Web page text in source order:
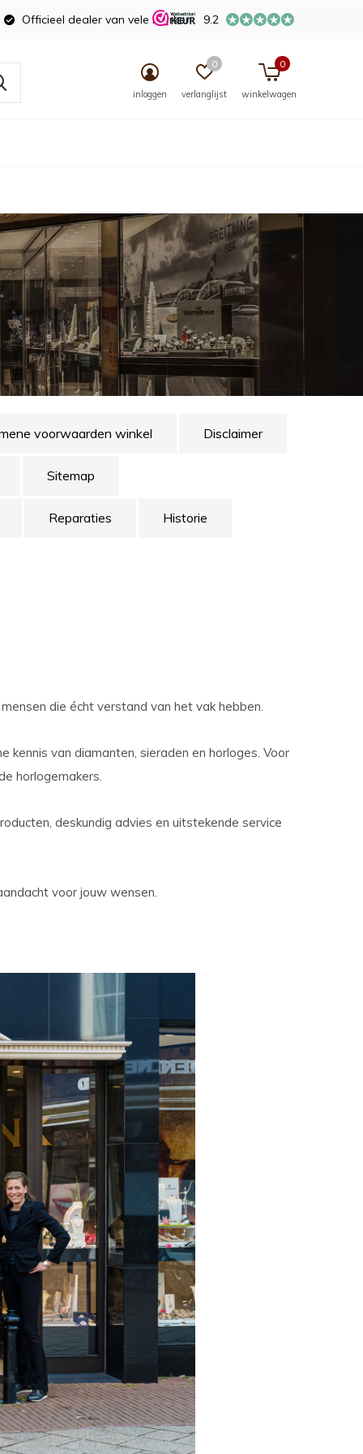
inloggen verlanglijst
0
winkelwagen
0
Officieel dealer van vele merken 9.2
voorwaarden winkel Disclaimer
Sitemap
Reparaties Historie
die écht verstand van het vak hebben.
van diamanten, sieraden en horloges. Voor
horlogemakers.
deskundig advies en uitstekende service
voor jouw wensen.